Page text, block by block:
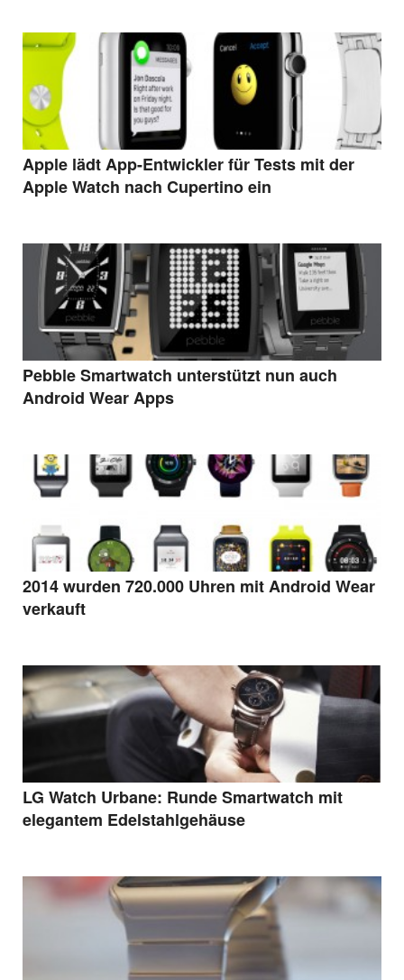
Apple lädt App-Entwickler für Tests mit der
Apple Watch nach Cupertino ein
Pebble Smartwatch unterstützt nun auch
Android Wear Apps
2014 wurden 720.000 Uhren mit Android Wear
verkauft
LG Watch Urbane: Runde Smartwatch mit
elegantem Edelstahlgehäuse